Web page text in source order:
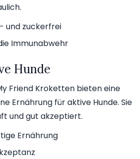
und zuckerfrei
Immunabwehr
Hunde
Friend Kroketten bieten eine
Ernährung für aktive Hunde. Sie
und gut akzeptiert.
Ernährung